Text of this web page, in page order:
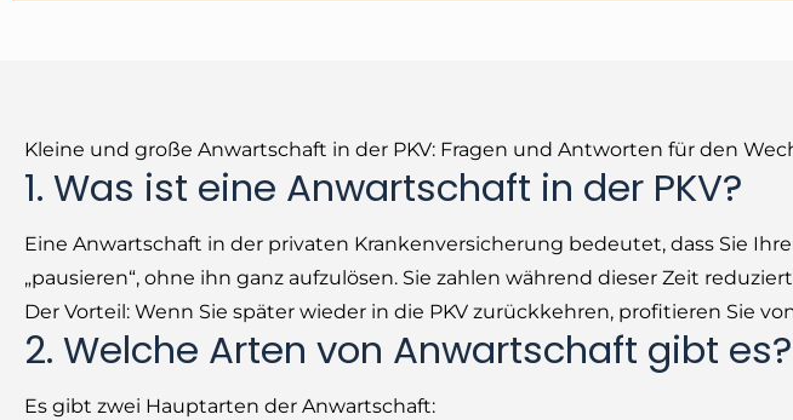
Kleine und große Anwartschaft in der PKV: Fragen und Antworten für den
1. Was ist eine Anwartschaft in der PKV?
Eine Anwartschaft in der privaten Krankenversicherung bedeutet, dass Sie
„pausieren“, ohne ihn ganz aufzulösen. Sie zahlen während dieser Zeit
Der Vorteil: Wenn Sie später wieder in die PKV zurückkehren, profitieren Sie
2. Welche Arten von Anwartschaft gibt es?
Es gibt zwei Hauptarten der Anwartschaft: